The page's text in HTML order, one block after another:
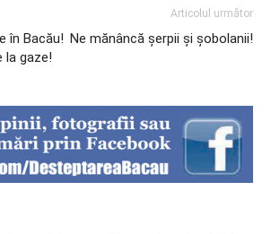
în Bacău!
la gaze!
Articolul următor
Ne mănâncă şerpii şi şobolanii!